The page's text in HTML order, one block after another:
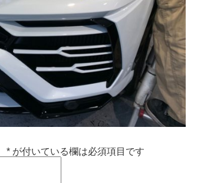
* が付いている欄は必須項目です